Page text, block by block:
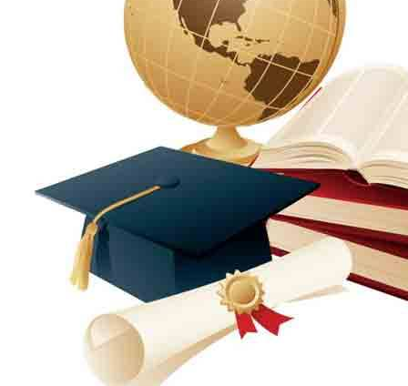
الإنتاج الحيواني
بساتين الزينة
بساتين الفاكهة
الحشرات الإقتصادية والمبيدات
الحيوان والنيماتولوجيا الزراعية
الصناعات الغذائية
الكيميـــاء الحيوية
النبات الزراعى
المحاصيل
الميكروبيولوجيا الزراعية
الهندسة الزراعية
الوراثة
البرامج التعليمية
برامج اللغة العربية
برامج اللغة الانجليزية
التعليم المفتوح